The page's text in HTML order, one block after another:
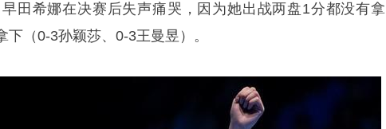
田希娜在决赛后失声痛哭，因为她出战两盘1分都没有拿
（0-3孙颖莎、0-3王曼昱）。